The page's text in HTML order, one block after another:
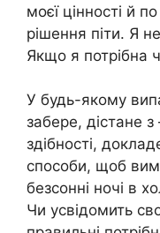
моєї цінності й
рішення піти. Я
Якщо я потрібна
У будь-якому
забере, дістане з
здібності,
способи, щоб
безсонні ночі в
Чи усвідомить